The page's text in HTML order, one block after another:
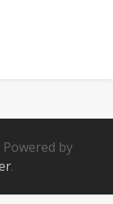
Powered by
.